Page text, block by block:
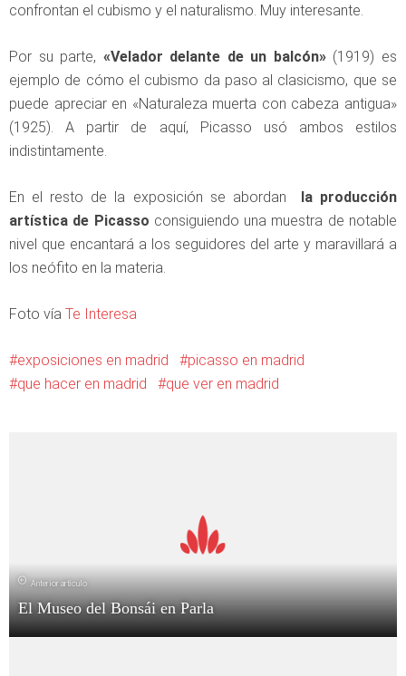
confrontan el cubismo y el naturalismo. Muy interesante.
Por su parte, «Velador delante de un balcón»(1919) es
ejemplo de cómo el cubismo da paso al clasicismo, que se
puede apreciar en «Naturaleza muerta con cabeza antigua»
(1925). A partir de aquí, Picasso usó ambos estilos
indistintamente.
En el resto de la exposición se abordan la producción
artística de Picasso consiguiendo una muestra de notable
nivel que encantará a los seguidores del arte y maravillará a
los neófito en la materia.
Foto vía Te Interesa
exposiciones en madrid
picasso en madrid
que hacer en madrid
que ver en madrid
Anterior artículo
El Museo del Bonsái en Parla